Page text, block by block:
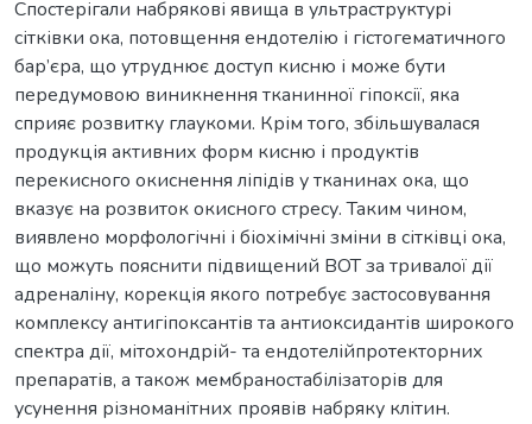
Спостерігали набрякові явища в ультраструктурі
сітківки ока, потовщення ендотелію і гістогематичного
бар’єра, що утруднює доступ кисню і може бути
передумовою виникнення тканинної гіпоксії, яка
сприяє розвитку глаукоми. Крім того, збільшувалася
продукція активних форм кисню і продуктів
перекисного окиснення ліпідів у тканинах ока, що
вказує на розвиток окисного стресу. Таким чином,
виявлено морфологічні і біохімічні зміни в сітківці ока,
що можуть пояснити підвищений ВОТ за тривалої дії
адреналіну, корекція якого потребує застосовування
комплексу антигіпоксантів та антиоксидантів широкого
спектра дії, мітохондрій- та ендотелійпротекторних
препаратів, а також мембраностабілізаторів для
усунення різноманітних проявів набряку клітин.